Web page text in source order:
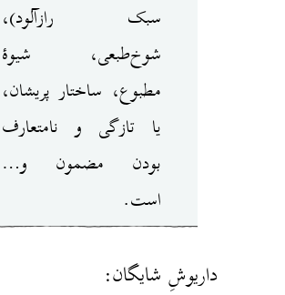
سبک رازآلود)،
شوخ‌طبعی، شیوهٔ
مطبوع، ساختار پریشان،
یا تازگی و نامتعارف
بودن مضمون و…
است.
داریوشِ شایگان: